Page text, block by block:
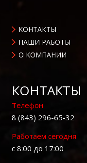
КОНТАКТЫ
НАШИ РАБОТЫ
О КОМПАНИИ
КОНТАКТЫ
Телефон
8 (843) 296-65-32
Работаем сегодня
с 8:00 до 17:00